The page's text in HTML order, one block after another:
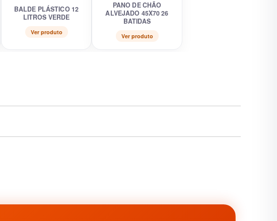
BALDE PLÁSTICO 12
LITROS VERDE
Ver produto
PANO DE CHÃO
ALVEJADO 45X70 26
BATIDAS
Ver produto